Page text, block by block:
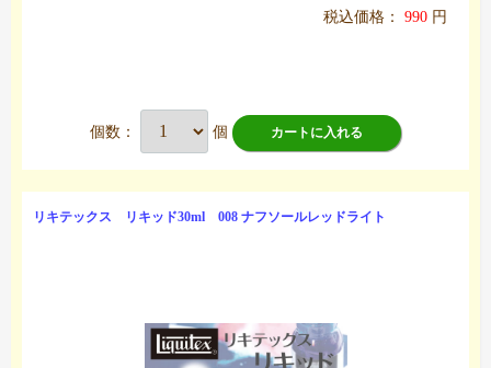
税込価格： 990 円
個数： 個 カートに入れる
リキテックス リキッド30ml 008 ナフソールレッドライト